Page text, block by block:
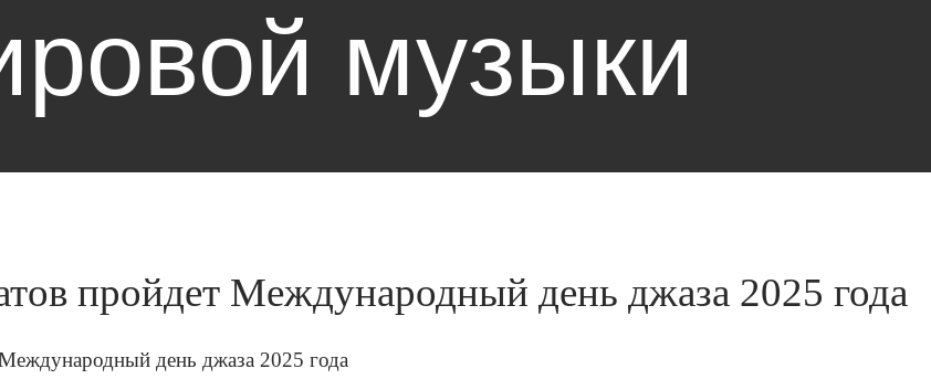
музыки
пройдет Международный день джаза 2025 года